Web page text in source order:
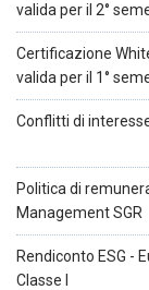
valida per il 2°
Certificazione
valida per il 1°
Conflitti di
Politica di
Management SGR
Rendiconto ESG -
Classe I